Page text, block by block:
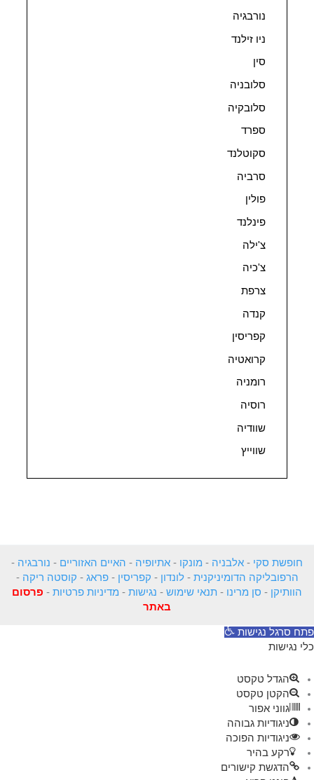
נורבגיה
ניו זילנד
סין
סלובניה
סלובקיה
ספרד
סקוטלנד
סרביה
פולין
פינלנד
צ'ילה
צ'כיה
צרפת
קנדה
קפריסין
קרואטיה
רומניה
רוסיה
שוודיה
שווייץ
חופשת סקי - אלבניה - מונקו - אתיופיה - האיים האזוריים - נורבגיה -
הרפובליקה הדומיניקנית -לונדון - קפריסין -פראג - קוסטה ריקה -
הוותיקן - סן מרינו - תנאי שימוש - נגישות - מדיניות פרטיות - פרסום
באתר
פתח סרגל נגישות
כלי נגישות
הגדל טקסט
הקטן טקסט
גווני אפור
ניגודיות גבוהה
ניגודיות הפוכה
רקע בהיר
הדגשת קישורים